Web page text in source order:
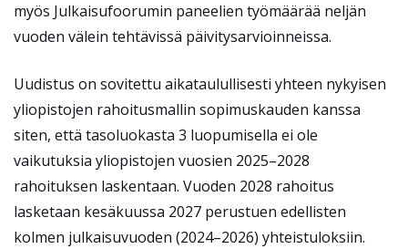
myös Julkaisufoorumin paneelien työmäärää neljän
vuoden välein tehtävissä päivitysarvioinneissa.
Uudistus on sovitettu aikataulullisesti yhteen nykyisen
yliopistojen rahoitusmallin sopimuskauden kanssa
siten, että tasoluokasta 3 luopumisella ei ole
vaikutuksia yliopistojen vuosien 2025–2028
rahoituksen laskentaan. Vuoden 2028 rahoitus
lasketaan kesäkuussa 2027 perustuen edellisten
kolmen julkaisuvuoden (2024–2026) yhteistuloksiin.